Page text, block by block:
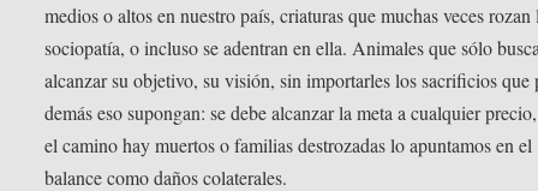
medios o altos en nuestro país, criaturas que muchas veces rozan
sociopatía, o incluso se adentran en ella. Animales que sólo
alcanzar su objetivo, su visión, sin importarles los sacrificios que
demás eso supongan: se debe alcanzar la meta a cualquier
el camino hay muertos o familias destrozadas lo apuntamos en el
balance como daños colaterales.